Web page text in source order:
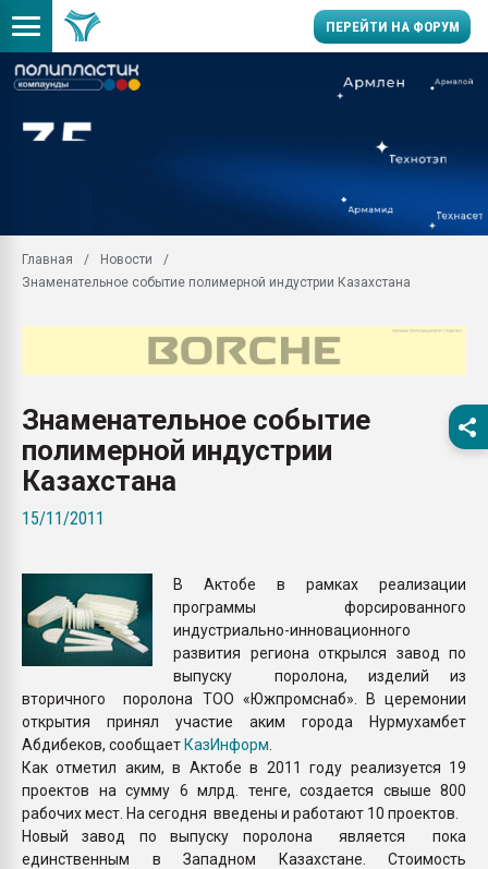
ПЕРЕЙТИ НА ФОРУМ
заводу пластмасс"
Подмосковье, Москва
28.07.2026
пластмасс
28.07.2026
ПЕРЕЙТИ НА
Главная
Новости
Знаменательное событие полимерной индустрии Казахстана
Знаменательное событие
полимерной индустрии
Казахстана
15/11/2011
В Актобе в рамках реализации
программы форсированного
индустриально-инновационного
развития региона открылся завод по
выпуску поролона, изделий из
вторичного поролона ТОО «Южпромснаб». В церемонии
открытия принял участие аким города Нурмухамбет
Абдибеков, сообщаетКазИнформ
Как отметил аким, в Актобе в 2011 году реализуется 19
проектов на сумму 6 млрд. тенге, создается свыше 800
рабочих мест. На сегодня введены и работают 10 проектов.
Новый завод по выпуску поролона является пока
единственным в Западном Казахстане. Стоимость